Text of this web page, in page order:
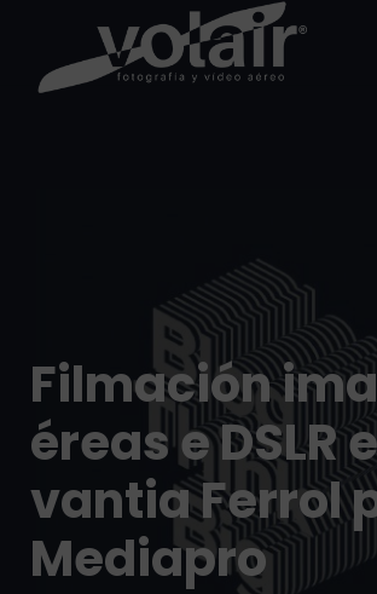
content
Filmación
éreas e DSLR
vantia Ferrol
Mediapro